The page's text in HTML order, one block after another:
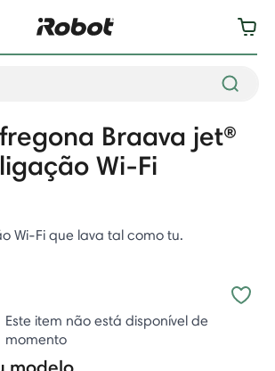
Braava jet®
Wi-Fi
Wi-Fi que lava tal como tu.
Este item não está disponível de
momento